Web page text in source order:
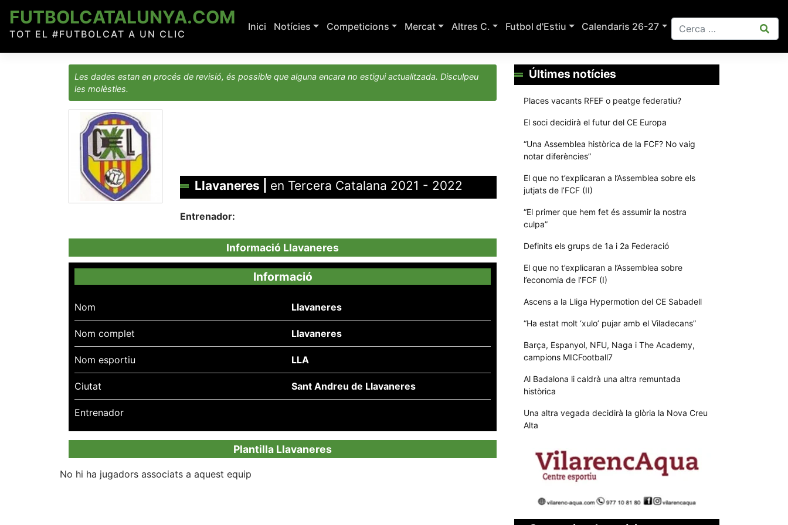
content
FUTBOLCATALUNYA.COM
TOT EL #FUTBOLCAT A UN CLIC
Inici Notícies Competicions Mercat Altres C. Futbol d'Estiu Calendaris 26-27
Les dades estan en procés de revisió, és possible que alguna encara no estigui actualitzada. Disculpeu
les molèsties.
Llavaneres en Tercera Catalana 2021 - 2022
Entrenador:
Informació Llavaneres
Informació
Nom Llavaneres
Nom complet Llavaneres
Nom esportiu LLA
Ciutat Sant Andreu de Llavaneres
Entrenador
Plantilla Llavaneres
No hi ha jugadors associats a aquest equip
Últimes notícies
Places vacants RFEF o peatge federatiu?
El soci decidirà el futur del CE Europa
“Una Assemblea històrica de la FCF? No vaig
notar diferències”
El que no t’explicaran a l’Assemblea sobre els
jutjats de l’FCF (II)
“El primer que hem fet és assumir la nostra
culpa”
Definits els grups de 1a i 2a Federació
El que no t’explicaran a l’Assemblea sobre
l’economia de l’FCF (I)
Ascens a la Lliga Hypermotion del CE Sabadell
“Ha estat molt ‘xulo’ pujar amb el Viladecans”
Barça, Espanyol, NFU, Naga i The Academy,
campions MICFootball7
Al Badalona li caldrà una altra remuntada
històrica
Una altra vegada decidirà la glòria la Nova Creu
Alta
cookies no